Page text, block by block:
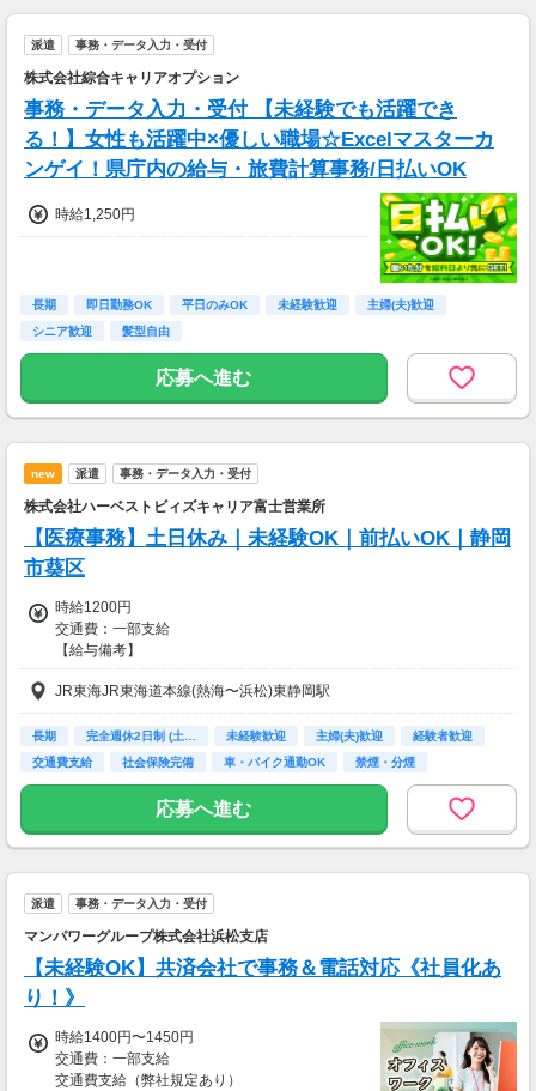
大4万円／月 支給
年収444万円／22歳／入社1年目
年収520万円／28歳／入社3年目
年収600万円／32歳／入社5年目
年収790万円／36歳／入社9年目
派遣 事務・データ入力・受付
株式会社綜合キャリアオプション
事務・データ入力・受付 【未経験でも活躍でき
る！】女性も活躍中×優しい職場☆Excelマスターカ
ンゲイ！県庁内の給与・旅費計算事務/日払いOK
時給1,250円
長期 即日勤務OK 平日のみOK 未経験歓迎
主婦(夫)歓迎
シニア歓迎
髪型自由
応募へ進む
new 派遣 事務・データ入力・受付
株式会社ハーベストビィズキャリア富士営業所
【医療事務】土日休み｜未経験OK｜前払いOK｜静岡
市葵区
時給1200円
交通費：一部支給
【給与備考】
時給1200円×7.75h×22日＋残業5時間＝21万円以上可能※別途交通費
支給
JR東海JR東海道本線(熱海〜浜松)東静岡駅
長期 完全週休2日制 (土… 未経験歓迎 主婦(夫)歓迎
経験者歓迎
交通費支給
社会保険完備 車・バイク通勤OK 禁煙・分煙
応募へ進む
派遣 事務・データ入力・受付
マンパワーグループ株式会社浜松支店
【未経験OK】共済会社で事務＆電話対応《社員化あ
り！》
時給1400円〜1450円
交通費：一部支給
交通費支給（弊社規定あり）